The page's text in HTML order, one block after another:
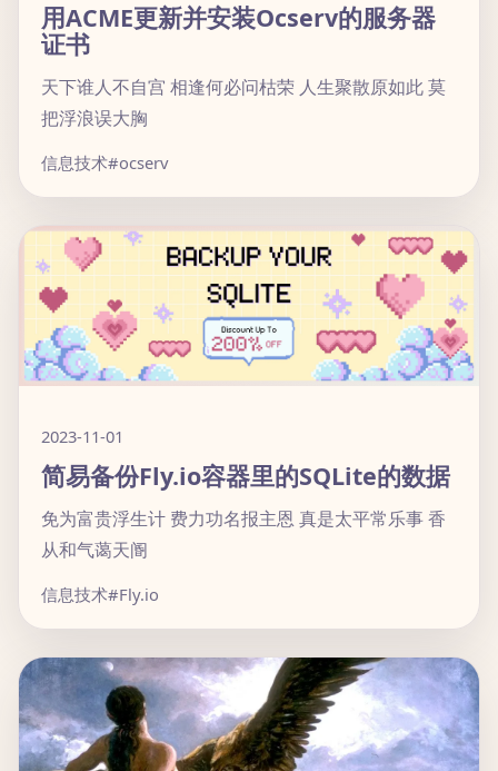
用ACME更新并安装Ocserv的服务器
证书
天下谁人不自宫 相逢何必问枯荣 人生聚散原如此 莫
把浮浪误大胸
信息技术#ocserv
2023-11-01
简易备份Fly.io容器里的SQLite的数据
免为富贵浮生计 费力功名报主恩 真是太平常乐事 香
从和气蔼天阍
信息技术#Fly.io